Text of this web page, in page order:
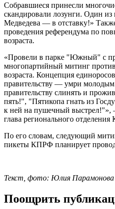
Собравшиеся принесли
скандировали лозунги. Один
Медведева — в отставку!»
проведения референдума по
возраста.
«Провели в парке "Южный" с
многопартийный митинг
возраста. Концепция
правительству — умри
правительству слинять и
пять!", "Пятикопа гнать из
к ней на пушечный выстрел!"»,
глава регионального
По его словам, следующий
пикеты КПРФ планирует
Текст, фото: Юлия Парамонова
Поощрить